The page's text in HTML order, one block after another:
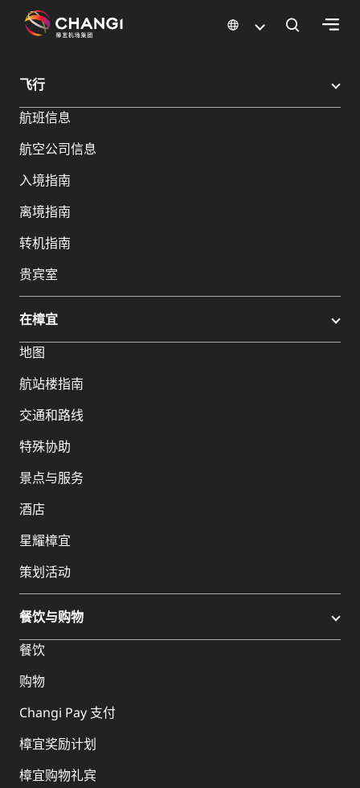
有
宜
网
选
语
言:
樟宜机场 樟宜机场餐饮与购物 樟宜机场购物指南 购物详情
飞行
航班信息
航空公司信息
入境指南
离境指南
转机指南
贵宾室
在樟宜
地图
航站楼指南
交通和路线
特殊协助
景点与服务
酒店
星耀樟宜
策划活动
餐饮与购物
餐饮
购物
Changi Pay 支付
樟宜奖励计划
樟宜购物礼宾